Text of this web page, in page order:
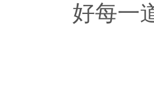
好每一